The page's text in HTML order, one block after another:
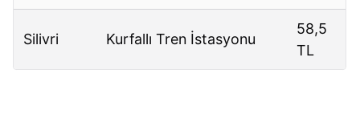
Silivri Kurfallı Tren İstasyonu
58,5
TL